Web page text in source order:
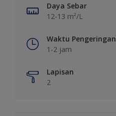
Daya Sebar
12-13 m²/L
Waktu Pengeringan
1-2 jam
Lapisan
2